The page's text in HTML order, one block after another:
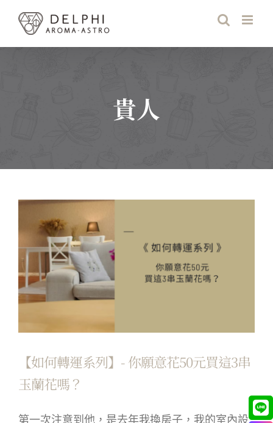
content
貴人
【如何轉運系列】- 你願意花50元買這3串
玉蘭花嗎？
第一次注意到他，是去年我換房子，我的室內設